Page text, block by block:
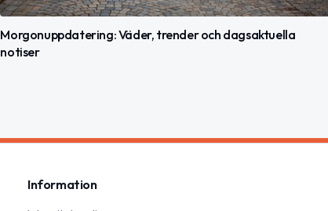
Morgonuppdatering: Väder, trender och dagsaktuella
notiser
Information